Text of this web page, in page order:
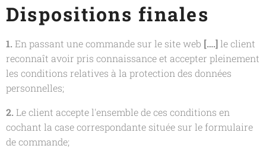
Dispositions finales
1. En passant une commande sur le site web [….]le client
reconnaît avoir pris connaissance et accepter pleinement
les conditions relatives à la protection des données
personnelles;
2. Le client accepte l'ensemble de ces conditions en
cochant la case correspondante située sur le formulaire
de commande;